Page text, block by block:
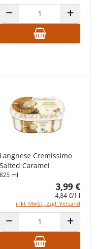
ANZAHL VERRINGERN ANZAHL
Langnese Cremissimo
Salted Caramel
825 ml
3,99 €
4,84 €/1 l
inkl. MwSt., zzgl. Versand
ANZAHL VERRINGERN ANZAHL